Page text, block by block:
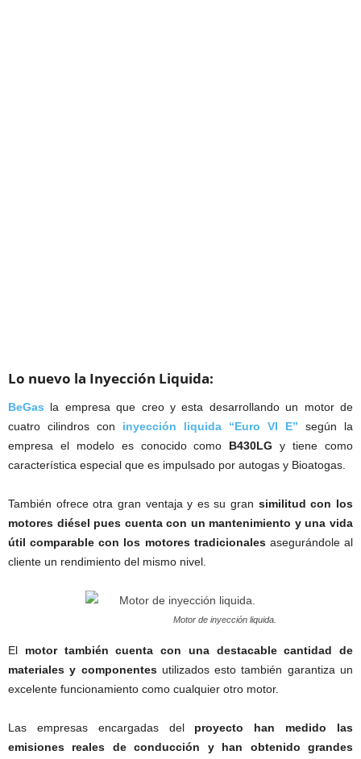
Lo nuevo la Inyección Liquida:
BeGas la empresa que creo y esta desarrollando un motor de
cuatro cilindros con inyección liquida “Euro VI E”
según la
empresa el modelo es conocido como B430LG y tiene como
característica especial que es impulsado por autogas y Bioatogas.
También ofrece otra gran ventaja y es su gran similitud con los
motores diésel pues cuenta con un mantenimiento y una vida
útil comparable con los motores tradicionalesasegurándole al
cliente un rendimiento del mismo nivel.
Motor de inyección liquida.
El motor también cuenta con una destacable cantidad de
materiales y componentesutilizados esto también garantiza un
excelente funcionamiento como cualquier otro motor.
Las empresas encargadas del proyecto han medido las
emisiones reales de conducción y han obtenido grandes